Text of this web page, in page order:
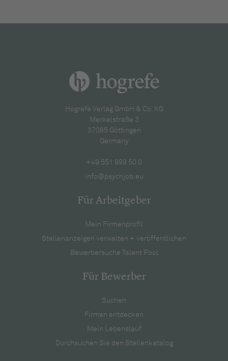
Hogrefe Verlag GmbH & Co. KG
Merkelstraße 3
37085 Göttingen
Germany
+49 551 999 50 0
info@psychjob.eu
Für Arbeitgeber
Mein Firmenprofil
Stellenanzeigen verwalten + veröffentlichen
Bewerbersuche Talent Pool
Für Bewerber
Suchen
Firmen entdecken
Mein Lebenslauf
Durchsuchen Sie den Stellenkatalog